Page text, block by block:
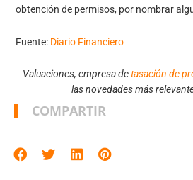
obtención de permisos, por nombrar
Fuente: Diario Financiero
Valuaciones, empresa detasación de
las novedades más
COMPARTIR